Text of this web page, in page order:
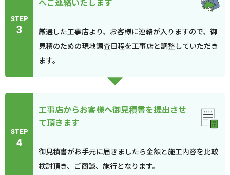
STEP
3
厳選した工事店より、お客様に連絡が入りますので、御
見積のための現地調査日程を工事店と調整していただき
ます。
STEP
4
工事店からお客様へ御見積書を提出させ
て頂きます
御見積書がお手元に届きましたら金額と施工内容を比較
検討頂き、ご商談、施行となります。